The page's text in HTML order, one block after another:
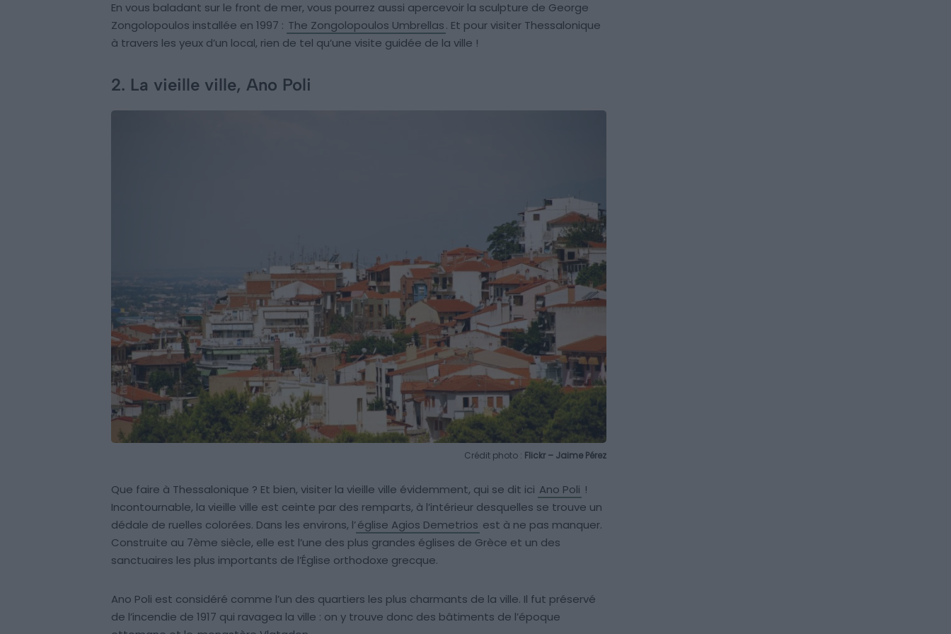
En vous baladant sur le front de mer, vous pourrez aussi apercevoir la sculpture de George
Zongolopoulos installée en 1997 : The Zongolopoulos Umbrellas. Et pour visiter Thessalonique
à travers les yeux d’un local, rien de tel qu’une visite guidée de la ville !
2. La vieille ville, Ano Poli
Crédit photo : Flickr – Jaime Pérez
Que faire à Thessalonique ? Et bien, visiter la vieille ville évidemment, qui se dit ici Ano Poli !
Incontournable, la vieille ville est ceinte par des remparts, à l’intérieur desquelles se trouve un
dédale de ruelles colorées. Dans les environs, l’église Agios Demetrios est à ne pas manquer.
Construite au 7ème siècle, elle est l’une des plus grandes églises de Grèce et un des
sanctuaires les plus importants de l’Église orthodoxe grecque.
Ano Poli est considéré comme l’un des quartiers les plus charmants de la ville. Il fut préservé
de l’incendie de 1917 qui ravagea la ville : on y trouve donc des bâtiments de l’époque